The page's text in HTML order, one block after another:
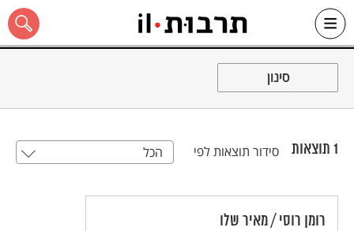
Skip
כל האתר
סינון
1 תוצאות סידור תוצאות לפי הכל
רומן רוסי / מאיר שלו